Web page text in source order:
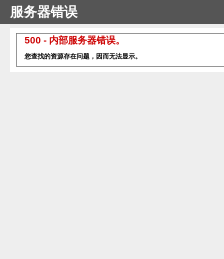
服务器错误
500 - 内部服务器错误。
您查找的资源存在问题，因而无法显示。